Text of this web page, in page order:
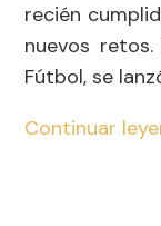
recién
nuevos
Fútbol, se
Continuar